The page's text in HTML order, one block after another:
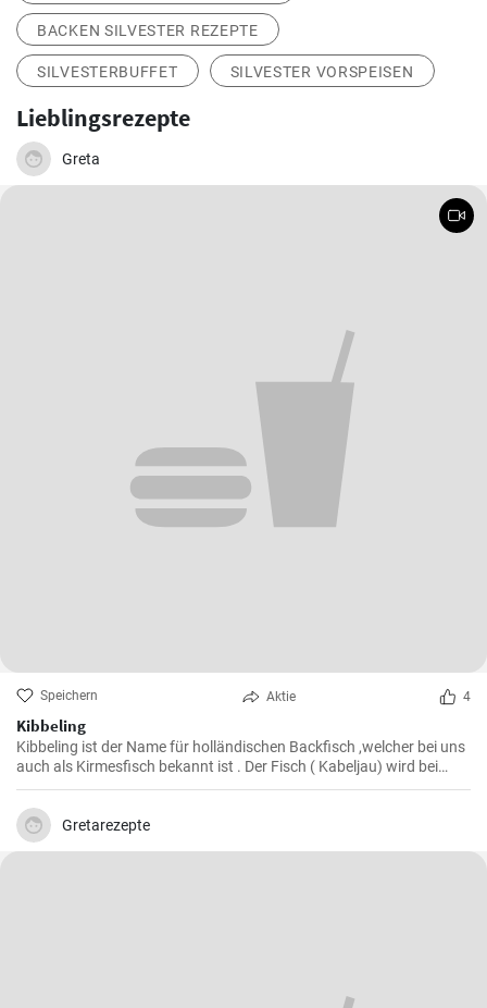
BACKEN SILVESTER REZEPTE
SILVESTERBUFFET SILVESTER VORSPEISEN
Lieblingsrezepte
Greta
Speichern Aktie 4
Kibbeling
Kibbeling ist der Name für holländischen Backfisch ,welcher bei uns
auch als Kirmesfisch bekannt ist . Der Fisch ( Kabeljau) wird bei
diesem Rezept in heißem Öl fritiert bis er eine knusprike Kruste hat .
Gretarezepte